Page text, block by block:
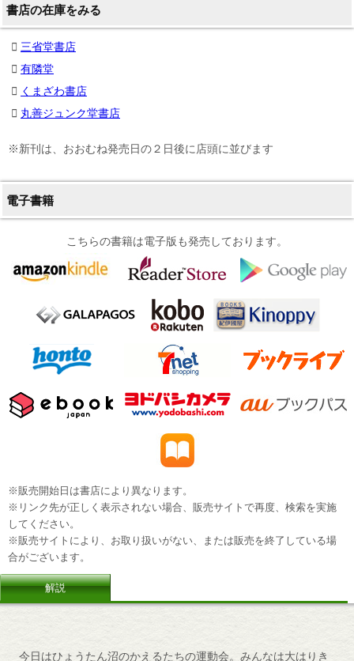
書店の在庫をみる
三省堂書店
有隣堂
くまざわ書店
丸善ジュンク堂書店
※新刊は、おおむね発売日の２日後に店頭に並びます
電子書籍
こちらの書籍は電子版も発売しております。
※販売開始日は書店により異なります。
※リンク先が正しく表示されない場合、販売サイトで再度、検索を実施
してください。
※販売サイトにより、お取り扱いがない、または販売を終了している場
合がございます。
解説
今日はひょうたん沼のかえるたちの運動会。みんなは大はりき